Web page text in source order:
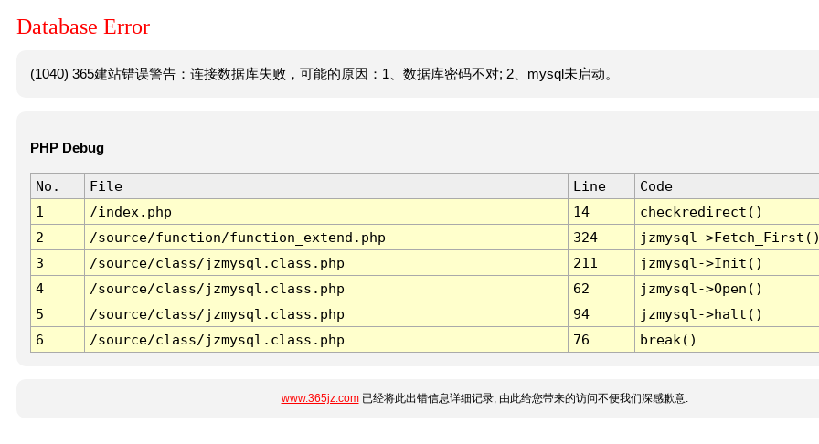
Database Error
(1040) 365建站错误警告：连接数据库失败，可能的原因：1、数据库密码不对; 2、mysql未启动。
PHP Debug
No. File Line
Code
1
/index.php 14
checkredirect()
2
/source/function/function_extend.php 324
jzmysql-
3
/source/class/jzmysql.class.php 211
jzmysql->Init()
4
/source/class/jzmysql.class.php 62
jzmysql->Open()
5
/source/class/jzmysql.class.php 94
jzmysql->halt()
6
/source/class/jzmysql.class.php 76 break()
www.365jz.com已经将此出错信息详细记录, 由此给您带来的访问不便我们深感歉意.